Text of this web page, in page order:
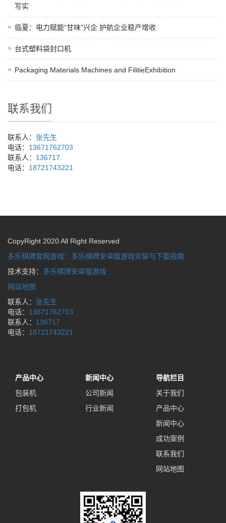
写实
临夏：电力赋能“甘味”兴企 护航企业稳产增收
台式塑料袋封口机
Packaging Materials Machines and FilitieExhibition
联系我们
联系人： 张先生
电话： 13671762703
联系人： 136717
电话： 18721743221
CopyRight 2020 All Right Reserved
多乐棋牌官网游戏：多乐棋牌安卓版游戏安装与下载指南
技术支持： 多乐棋牌安卓版游戏
网站地图
联系人： 张先生
电话： 13671762703
联系人： 136717
电话： 18721743221
产品中心
包装机
打包机
新闻中心
公司新闻
行业新闻
导航栏目
关于我们
产品中心
新闻中心
成功案例
联系我们
网站地图